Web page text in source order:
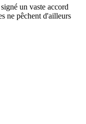
un vaste accord
ne pêchent d'ailleurs